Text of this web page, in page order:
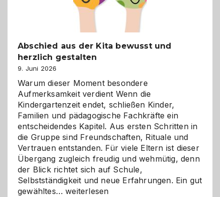
Abschied aus der Kita bewusst und
herzlich gestalten
9. Juni 2026
Warum dieser Moment besondere
Aufmerksamkeit verdient Wenn die
Kindergartenzeit endet, schließen Kinder,
Familien und pädagogische Fachkräfte ein
entscheidendes Kapitel. Aus ersten Schritten in
die Gruppe sind Freundschaften, Rituale und
Vertrauen entstanden. Für viele Eltern ist dieser
Übergang zugleich freudig und wehmütig, denn
der Blick richtet sich auf Schule,
Selbstständigkeit und neue Erfahrungen. Ein gut
gewähltes…Abschied
weiterlesen